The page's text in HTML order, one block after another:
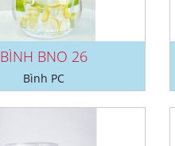
BÌNH BNO 26
Bình PC